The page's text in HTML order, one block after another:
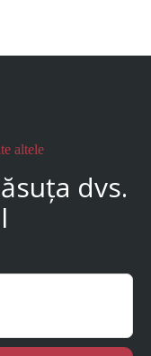
altele
dvs.